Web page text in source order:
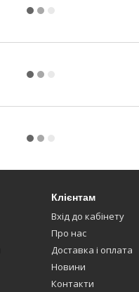
Клієнтам
Вхід до кабінету
Про нас
Доставка і оплата
Новини
Контакти